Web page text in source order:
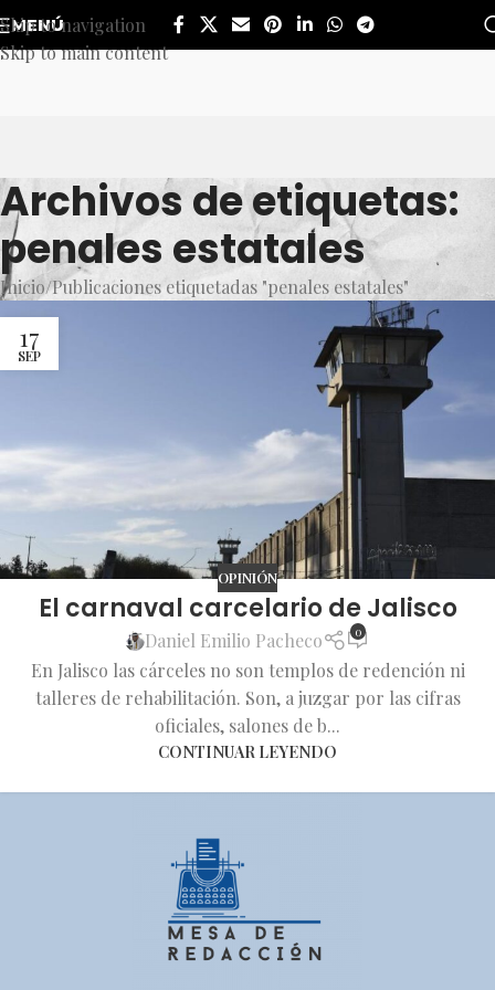
Skip to navigation
Skip to main content
MENÚ
Archivos de etiquetas:
penales estatales
Inicio Publicaciones etiquetadas "penales estatales"
17
SEP
OPINIÓN
El carnaval carcelario de Jalisco
Daniel Emilio Pacheco 0
En Jalisco las cárceles no son templos de redención ni
talleres de rehabilitación. Son, a juzgar por las cifras
oficiales, salones de b...
CONTINUAR LEYENDO